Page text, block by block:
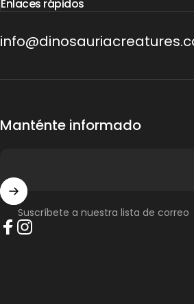
Enlaces rápidos
Manténte informado
Suscríbete a nuestra lista de correo